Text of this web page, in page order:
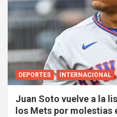
DEPORTES INTERNACIONAL
Juan Soto vuelve a la
los Mets por molestias